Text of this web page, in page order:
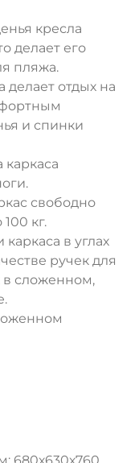
кресла
делает его
пляжа.
отдых на
и спинки
свободно
кг.
в углах
ручек для
в сложенном,